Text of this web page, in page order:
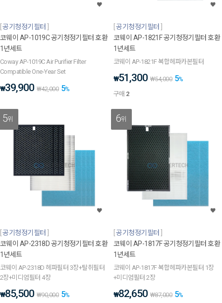
공기청정기필터
코웨이 AP-1019C 공기청정기필터 호환
1년세트
Coway AP-1019C Air Purifier Filter
Compatible One-Year Set
₩39,900 ₩42,000 5%
공기청정기필터
코웨이 AP-1821F 공기청정기필터 호환
1년세트
코웨이 AP-1821F 복합헤파카본필터
₩51,300 ₩54,000 5%
구매 2
5위
공기청정기필터
코웨이 AP-2318D 공기청정기필터 호환
1년세트
코웨이 AP-2318D 헤파필터 3장+탈취필터
2장+미디엄필터 4장
₩85,500 ₩90,000 5%
6위
공기청정기필터
코웨이 AP-1817F 공기청정기필터 호환
1년세트
코웨이 AP-1817F 복합헤파카본필터 1장
+미디엄필터 2장
₩82,650 ₩87,000 5%